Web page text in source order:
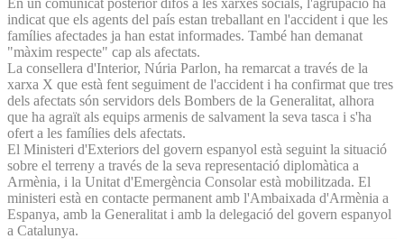
indicat que els agents del país estan treballant en l'accident i que les
famílies afectades ja han estat informades. També han demanat
"màxim respecte" cap als afectats.
La consellera d'Interior, Núria Parlon, ha remarcat a través de la
xarxa X que està fent seguiment de l'accident i ha confirmat que tres
dels afectats són servidors dels Bombers de la Generalitat, alhora
que ha agraït als equips armenis de salvament la seva tasca i s'ha
ofert a les famílies dels afectats.
El Ministeri d'Exteriors del govern espanyol està seguint la situació
sobre el terreny a través de la seva representació diplomàtica a
Armènia, i la Unitat d'Emergència Consolar està mobilitzada. El
ministeri està en contacte permanent amb l'Ambaixada d'Armènia a
Espanya, amb la Generalitat i amb la delegació del govern espanyol
a Catalunya.